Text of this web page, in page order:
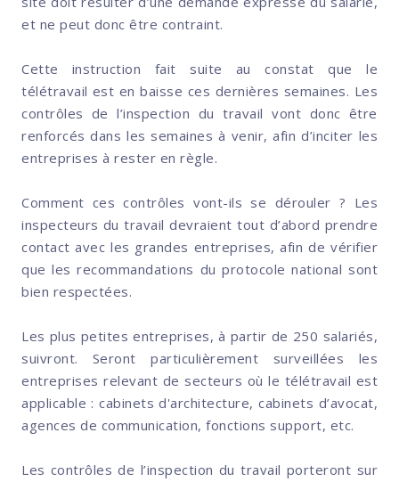
et ne peut donc être contraint.
Cette instruction fait suite au constat que le
télétravail est en baisse ces dernières semaines. Les
contrôles de l’inspection du travail vont donc être
renforcés dans les semaines à venir, afin d’inciter les
entreprises à rester en règle.
Comment ces contrôles vont-ils se dérouler ? Les
inspecteurs du travail devraient tout d’abord prendre
contact avec les grandes entreprises, afin de vérifier
que les recommandations du protocole national sont
bien respectées.
Les plus petites entreprises, à partir de 250 salariés,
suivront. Seront particulièrement surveillées les
entreprises relevant de secteurs où le télétravail est
applicable : cabinets d'architecture, cabinets d’avocat,
agences de communication, fonctions support, etc.
Les contrôles de l’inspection du travail porteront sur